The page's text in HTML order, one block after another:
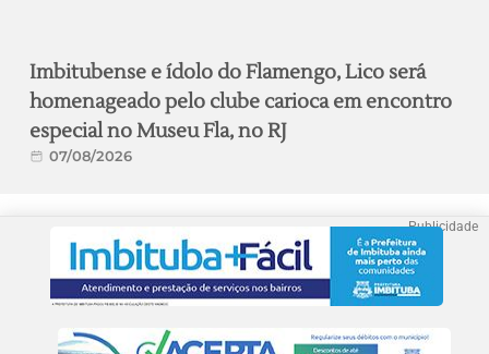
Imbitubense e ídolo do Flamengo, Lico será
homenageado pelo clube carioca em encontro
especial no Museu Fla, no RJ
07/08/2026
Publicidade